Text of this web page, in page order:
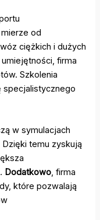
od
ciężkich i dużych
firma
Szkolenia
specjalistycznego
w symulacjach
temu zyskują
Dodatkowo, firma
które pozwalają